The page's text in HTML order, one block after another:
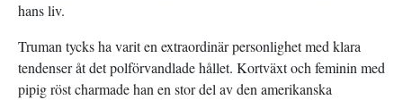
hans liv.
Truman tycks ha varit en extraordinär personlighet med klara
tendenser åt det polförvandlade hållet. Kortväxt och feminin med
pipig röst charmade han en stor del av den amerikanska